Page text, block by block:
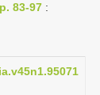
83-97 :